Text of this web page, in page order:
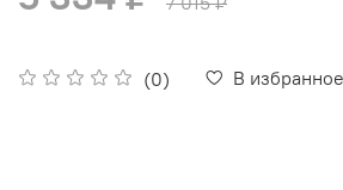
(0) В избранное